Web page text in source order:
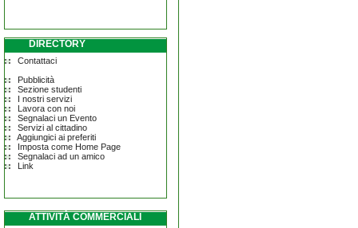
DIRECTORY
Contattaci
Pubblicità
Sezione studenti
I nostri servizi
Lavora con noi
Segnalaci un Evento
Servizi al cittadino
Aggiungici ai preferiti
Imposta come Home Page
Segnalaci ad un amico
Link
ATTIVITÀ COMMERCIALI